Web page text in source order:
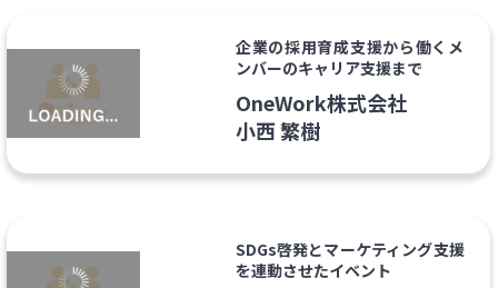
企業の採用育成支援から働くメ
ンバーのキャリア支援まで
OneWork株式会社
小西 繁樹
SDGs啓発とマーケティング支援
を連動させたイベント